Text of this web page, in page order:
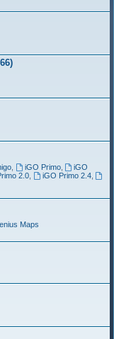
, iGO Primo,
iGO
2.0, iGO Primo 2.4,
Maps